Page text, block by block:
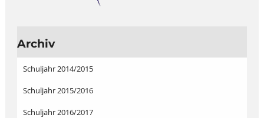
Archiv
Schuljahr 2014/2015
Schuljahr 2015/2016
Schuljahr 2016/2017